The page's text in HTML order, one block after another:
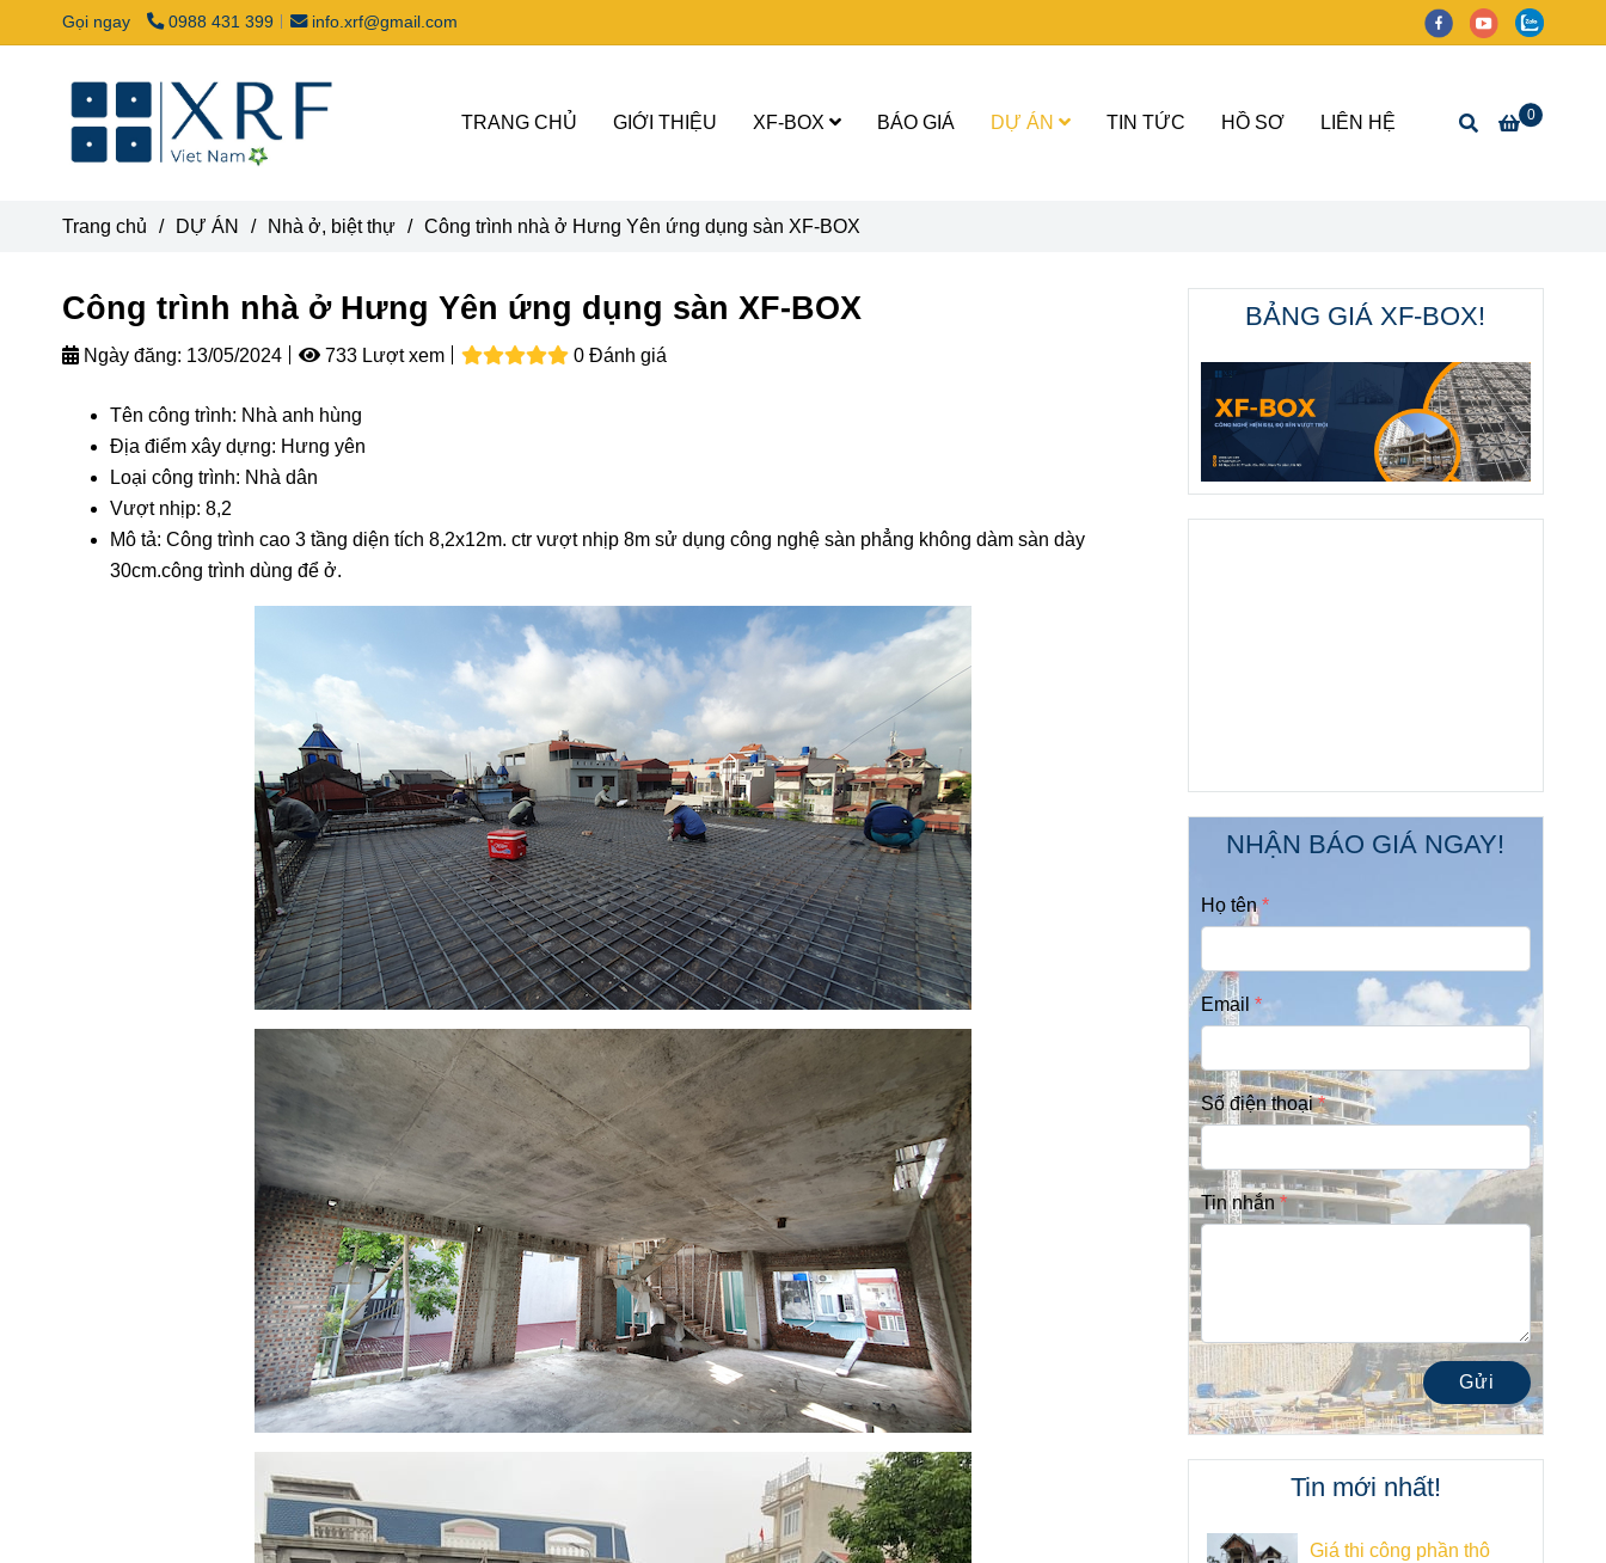
Gọi ngay 0988 431 399 info.xrf@gmail.com
0
TRANG CHỦ GIỚI THIỆU XF-BOX BÁO GIÁ DỰ ÁN TIN TỨC HỒ SƠ LIÊN HỆ
Trang chủ / DỰ ÁN / Nhà ở, biệt thự / Công trình nhà ở Hưng Yên ứng dụng sàn XF-BOX
Công trình nhà ở Hưng Yên ứng dụng sàn XF-BOX
Ngày đăng: 13/05/2024 733 Lượt xem 0 Đánh giá
Tên công trình: Nhà anh hùng
Địa điểm xây dựng: Hưng yên
Loại công trình: Nhà dân
Vượt nhịp: 8,2
Mô tả: Công trình cao 3 tầng diện tích 8,2x12m. ctr vượt nhịp 8m sử dụng công nghệ sàn phẳng không dàm sàn dày
30cm.công trình dùng để ở.
BẢNG GIÁ XF-BOX!
NHẬN BÁO GIÁ NGAY!
Họ tên
Email
Số điện thoại
Tin nhắn
Gửi
Tin mới nhất!
Giá thi công phần thô